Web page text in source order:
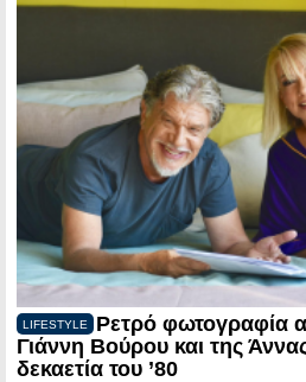
LIFESTYLE
Ρετρό φωτογραφία
Γιάννη Βούρου και της
δεκαετία του ’80